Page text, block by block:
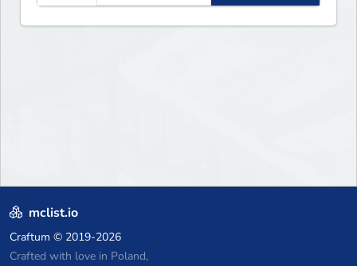
mclist.io
Craftum © 2019-2026
Crafted with love in Poland,